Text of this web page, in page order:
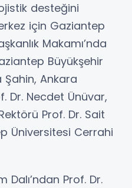
desteğini
için Gaziantep
Makamı’nda
Büyükşehir
Şahin, Ankara
Dr. Necdet Ünüvar,
Prof. Dr. Sait
Üniversitesi Cerrahi
Dalı’ndan Prof. Dr.